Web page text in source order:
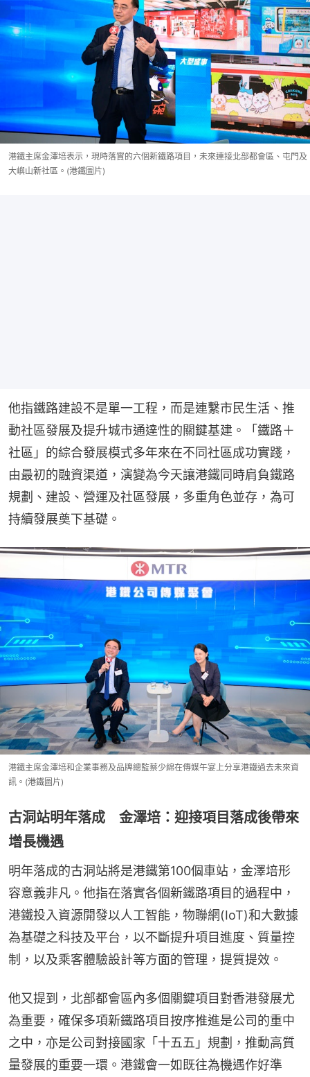
港鐵主席金澤培表示，現時落實的六個新鐵路項目，未來連接北部都會區、屯門及
大嶼山新社區。(港鐵圖片)
他指鐵路建設不是單一工程，而是連繫市民生活、推
動社區發展及提升城市通達性的關鍵基建。「鐵路＋
社區」的綜合發展模式多年來在不同社區成功實踐，
由最初的融資渠道，演變為今天讓港鐵同時肩負鐵路
規劃、建設、營運及社區發展，多重角色並存，為可
持續發展奠下基礎。
港鐵主席金澤培和企業事務及品牌總監蔡少綿在傳媒午宴上分享港鐵過去未來資
訊。(港鐵圖片)
古洞站明年落成 金澤培：迎接項目落成後帶來
增長機遇
明年落成的古洞站將是港鐵第100個車站，金澤培形
容意義非凡。他指在落實各個新鐵路項目的過程中，
港鐵投入資源開發以人工智能，物聯網(IoT)和大數據
為基礎之科技及平台，以不斷提升項目進度、質量控
制，以及乘客體驗設計等方面的管理，提質提效。
他又提到，北部都會區內多個關鍵項目對香港發展尤
為重要，確保多項新鐵路項目按序推進是公司的重中
之中，亦是公司對接國家「十五五」規劃，推動高質
量發展的重要一環。港鐵會一如既往為機遇作好準